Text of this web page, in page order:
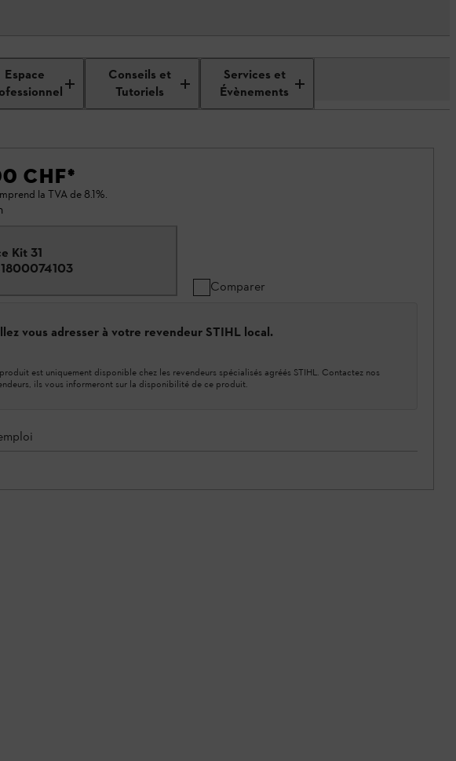
Espace
Conseils et
Tutoriels
Services et
Évènements
CHF*
la TVA de 8.1%.
Kit 31
Comparer
vous adresser à votre revendeur STIHL local.
est uniquement disponible chez les revendeurs spécialisés agréés STIHL. Contactez nos
ils vous informeront sur la disponibilité de ce produit.